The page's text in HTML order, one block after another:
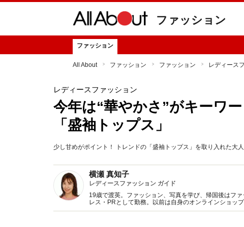
ファッション
ファッション
All About ファッション ファッション レディース
レディースファッション
今年は“華やかさ”がキーワ
「盛袖トップス」
少し甘めがポイント！ トレンドの「盛袖トップス」を取り入れた大
横瀬 真知子
レディースファッション ガイド
19歳で渡英。ファッション、写真を学び、帰国後はフ
レス・PRとして勤務。以前は自身のオンラインショッ
得た知識をもとに、フレッシュなファッション情報をご